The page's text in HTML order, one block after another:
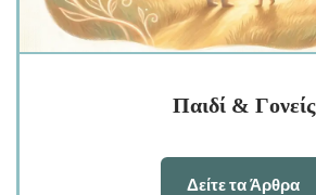
Παιδί & Γονείς
Δείτε τα Άρθρα